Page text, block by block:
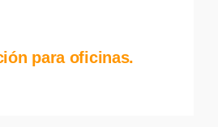
para oficinas.